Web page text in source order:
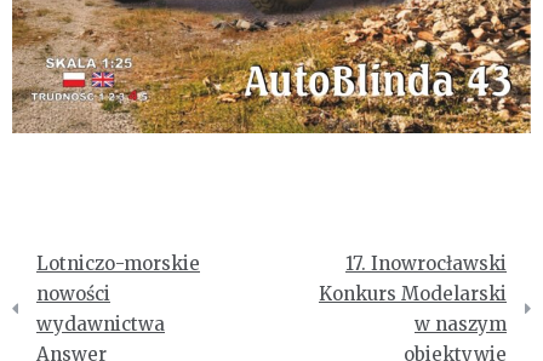
Nawigacja
wpisu
Lotniczo-morskie
nowości
wydawnictwa
Answer
17. Inowrocławski
Konkurs Modelarski
w naszym
obiektywie